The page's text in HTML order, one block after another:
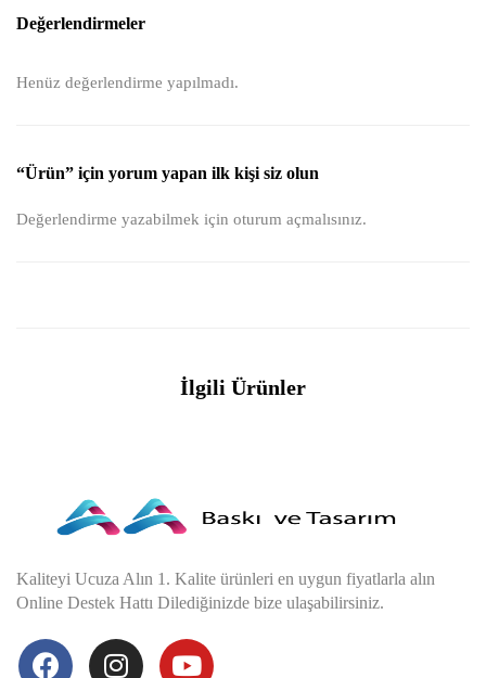
Değerlendirmeler
Henüz değerlendirme yapılmadı.
“Ürün” için yorum yapan ilk kişi siz olun
Değerlendirme yazabilmek için oturum açmalısınız.
İlgili Ürünler
Kaliteyi Ucuza Alın 1. Kalite ürünleri en uygun fiyatlarla alın
Online Destek Hattı Dilediğinizde bize ulaşabilirsiniz.